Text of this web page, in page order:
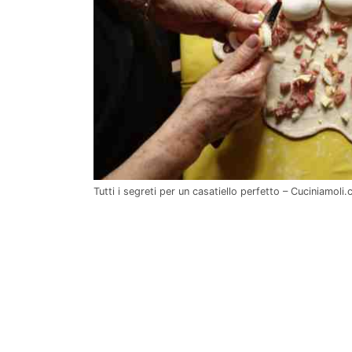
Tutti i segreti per un casatiello perfetto –